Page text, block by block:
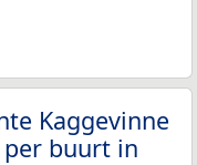
Kaggevinne
buurt in